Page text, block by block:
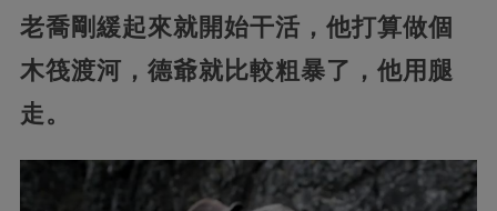
老喬剛緩起來就開始干活，他打算做個
木筏渡河，德爺就比較粗暴了，他用腿
走。